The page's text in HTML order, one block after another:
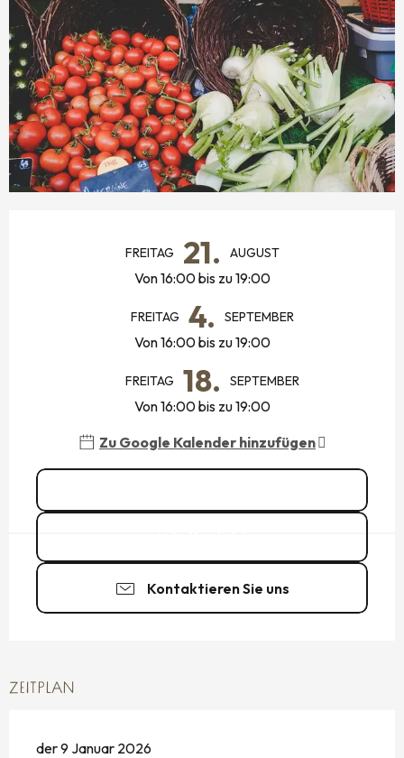
FREITAG 21. AUGUST
Von 16:00 bis zu 19:00
FREITAG 4. SEPTEMBER
Von 16:00 bis zu 19:00
FREITAG 18. SEPTEMBER
Von 16:00 bis zu 19:00
Zu Google Kalender hinzufügen
Kontaktieren Sie uns
ZEITPLAN
der 9 Januar 2026